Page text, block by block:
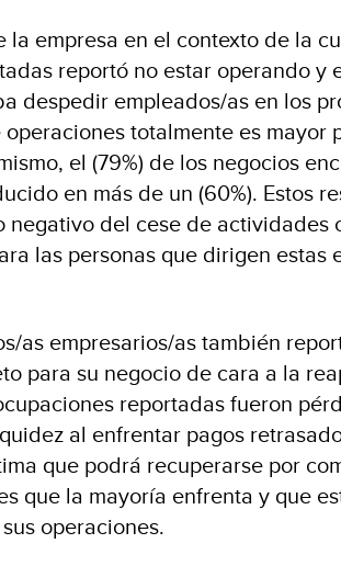
la empresa en el contexto de la
reportó no estar operando y
despedir empleados/as en los
totalmente es mayor
el (79%) de los negocios
en más de un (60%). Estos
del cese de actividades
las personas que dirigen estas
as empresarios/as también
para su negocio de cara a la
reportadas fueron
al enfrentar pagos
que podrá recuperarse por
que la mayoría enfrenta y que
operaciones.